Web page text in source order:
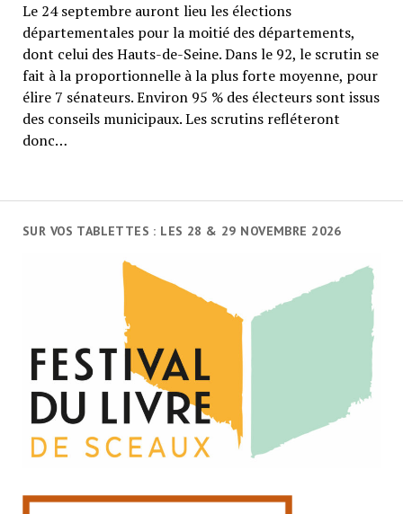
SUR VOS TABLETTES : LES 28 & 29 NOVEMBRE 2026
Le 24 septembre auront lieu les élections
départementales pour la moitié des départements,
dont celui des Hauts-de-Seine. Dans le 92, le scrutin se
fait à la proportionnelle à la plus forte moyenne, pour
élire 7 sénateurs. Environ 95 % des électeurs sont issus
des conseils municipaux. Les scrutins refléteront
donc…